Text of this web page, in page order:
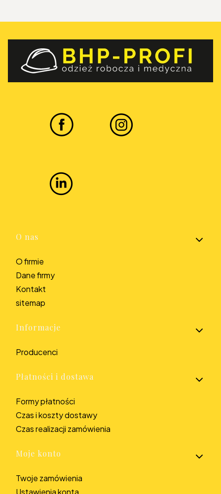
Linki w stopce
O nas
O firmie
Dane firmy
Kontakt
sitemap
Informacje
Producenci
Płatności i dostawa
Formy płatności
Czas i koszty dostawy
Czas realizacji zamówienia
Moje konto
Twoje zamówienia
Ustawienia konta